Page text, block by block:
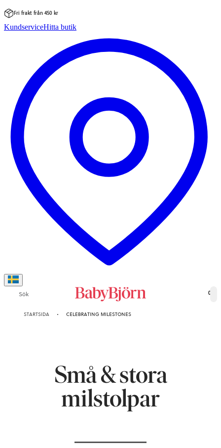
till
Fri frakt från 450 kr
KundserviceHitta butik
Sök 0
STARTSIDA CELEBRATING MILESTONES
Små & stora
milstolpar